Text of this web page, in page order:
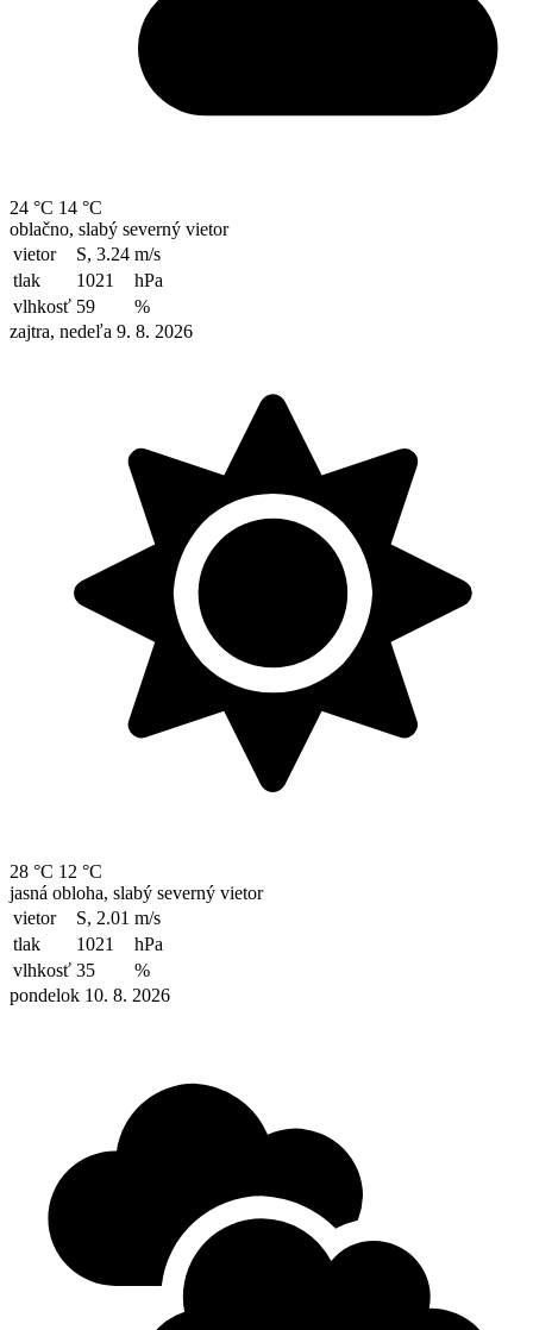
24 °C 14 °C
oblačno, slabý severný vietor
vietor
S, 3.24 m/s
tlak
1021
hPa
vlhkosť 59
%
zajtra, nedeľa 9. 8. 2026
28 °C 12 °C
jasná obloha, slabý severný vietor
vietor
S, 2.01 m/s
tlak
1021
hPa
vlhkosť 35
%
pondelok 10. 8. 2026